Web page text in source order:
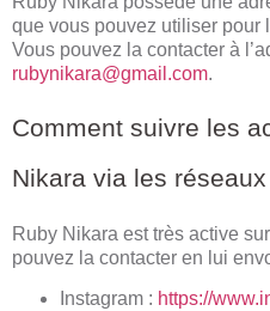
que vous pouvez utiliser pour
Vous pouvez la contacter à
rubynikara@gmail.com.
Comment suivre les
Nikara via les
Ruby Nikara est très active
pouvez la contacter en lui
Instagram : https://